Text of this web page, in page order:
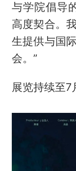
与学院倡导
高度契合。
生提供与国
会。”
展览持续至7